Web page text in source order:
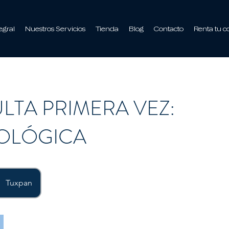
Nuestros Servicios Tienda Blog Contacto Renta tu
PRIMERA VEZ:
Tuxpan